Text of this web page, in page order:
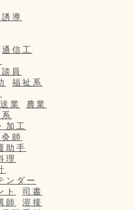
導
通信工
員
福祉系
業
農業
加工
師
助手
理
ンダー
ト
司書
師
溶接